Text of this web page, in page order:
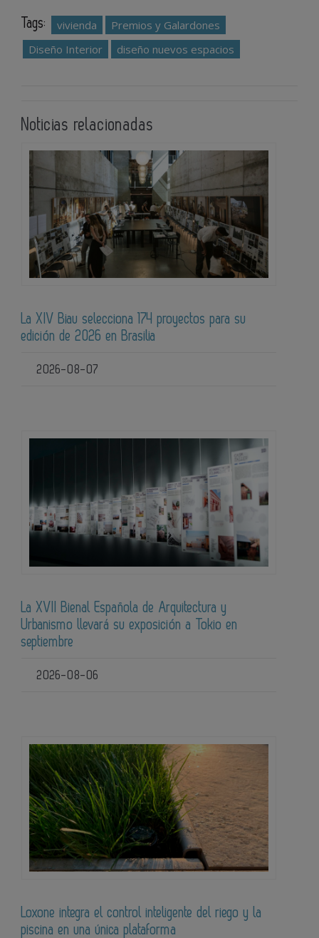
Tags: vivienda
Premios y Galardones
Diseño Interior
diseño nuevos espacios
Noticias relacionadas
La XIV Biau selecciona 174 proyectos para su
edición de 2026 en Brasilia
2026-08-07
La XVII Bienal Española de Arquitectura y
Urbanismo llevará su exposición a Tokio en
septiembre
2026-08-06
Loxone integra el control inteligente del riego y la
piscina en una única plataforma